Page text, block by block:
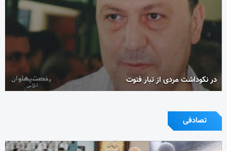
در نکوداشت مردی از تبار فتوت
تصادفی